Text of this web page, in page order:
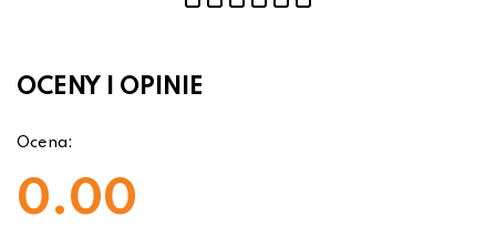
OCENY I OPINIE
Ocena:
0.00